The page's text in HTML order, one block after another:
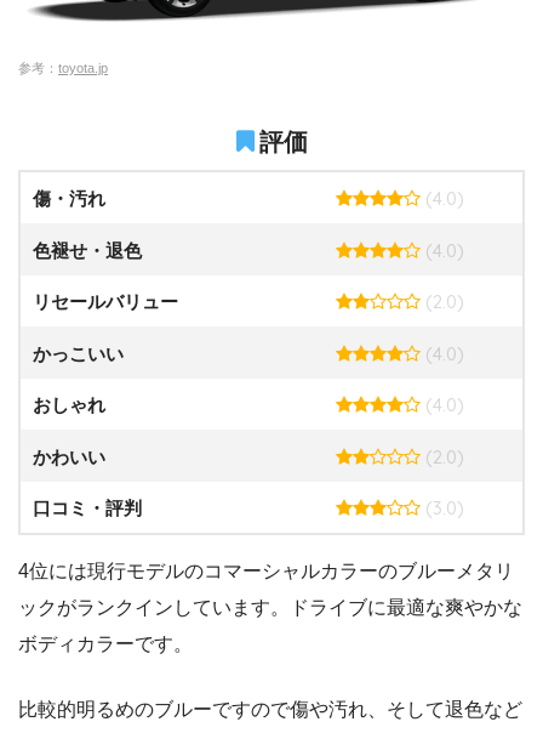
参考： toyota.jp
評価
傷・汚れ (4.0)
色褪せ・退色 (4.0)
リセールバリュー (2.0)
かっこいい (4.0)
おしゃれ (4.0)
かわいい (2.0)
口コミ・評判 (3.0)
4位には現行モデルのコマーシャルカラーのブルーメタリ
ックがランクインしています。ドライブに最適な爽やかな
ボディカラーです。
比較的明るめのブルーですので傷や汚れ、そして退色など